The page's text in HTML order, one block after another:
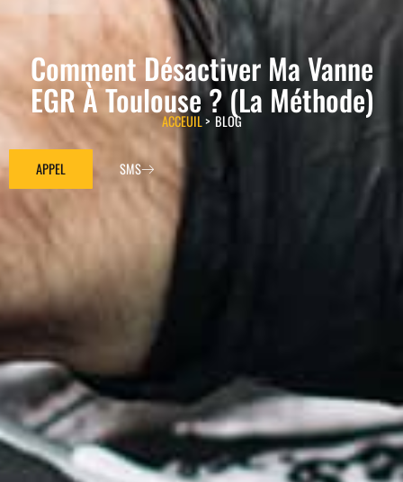
Comment Désactiver Ma Vanne
EGR À Toulouse ? (La Méthode)
ACCEUIL> BLOG
APPEL SMS